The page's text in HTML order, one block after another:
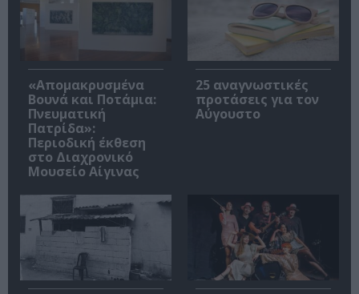
«Απομακρυσμένα
Βουνά και Ποτάμια:
Πνευματική
Πατρίδα»:
Περιοδική έκθεση
στο Διαχρονικό
Μουσείο Αίγινας
25 αναγνωστικές
προτάσεις για τον
Αύγουστο